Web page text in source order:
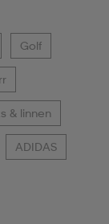
Golf
& linnen
ADIDAS